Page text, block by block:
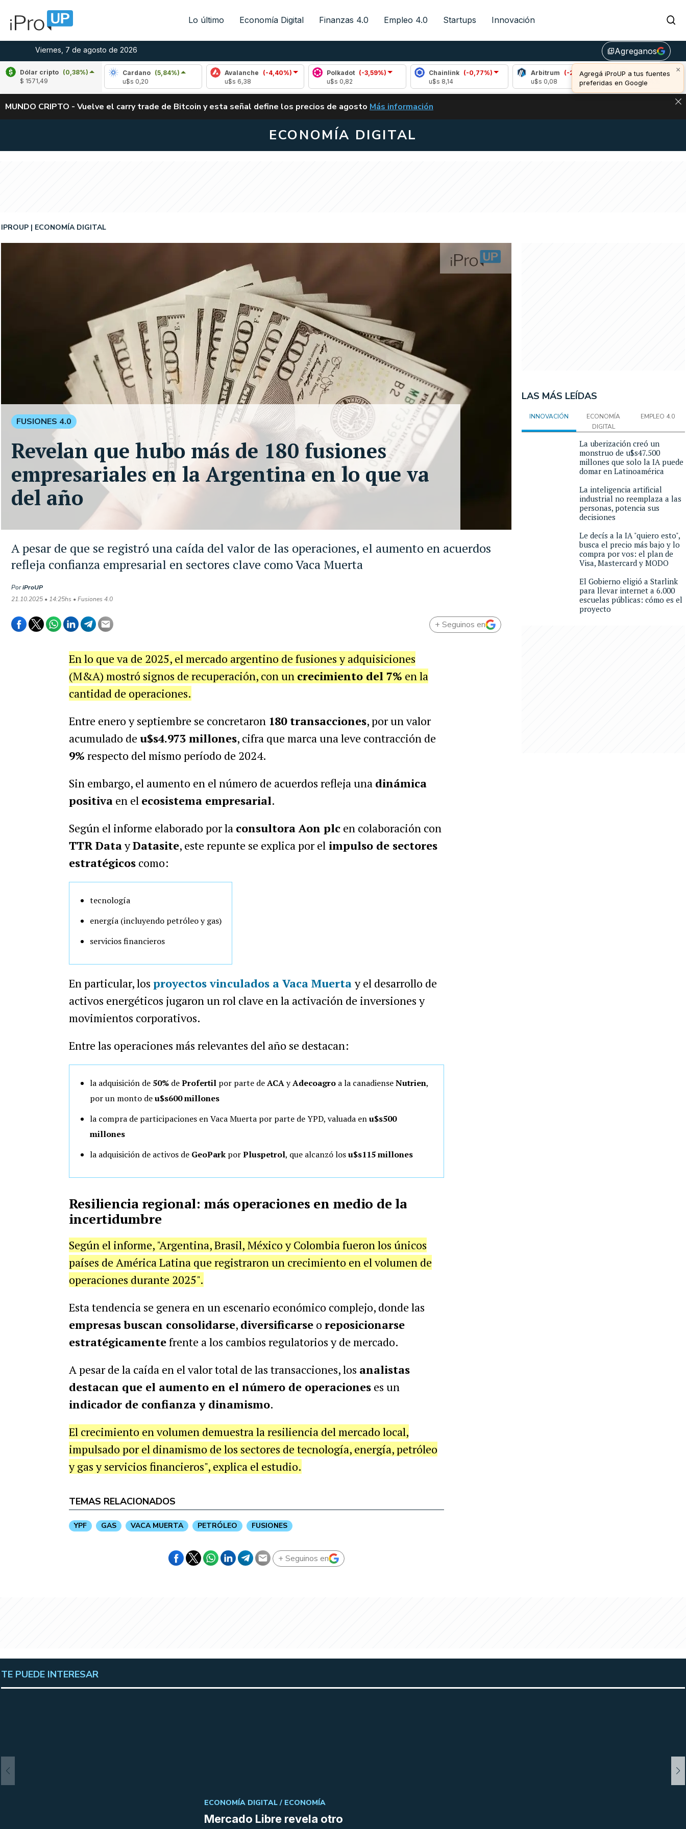
Lo último Economía Digital Finanzas 4.0 Empleo 4.0 Startups Innovación
Viernes, 7 de agosto de 2026 library_addAgreganos
×
Agregá iProUP a tus fuentes
preferidas en Google
Dólar cripto (0,38%)
$ 1571,49
(-3,18%)
Cardano (5,84%)
Avalanche (-4,40%)
Polkadot (-3,59%)
Chainlink
(-0,77%)
Arbitrum (-2,59%)
Bitcoin (-1,09%)
u$s 64.156,00
ALERTA
MUNDO CRIPTO - Vuelve el carry trade de Bitcoin y esta señal define los precios de agosto VUELVE EL CARRY TRADE DE BITCOIN Y ESTA SEÑAL DEFINE LOS PRECIOS DE
Más información
ECONOMÍA DIGITAL
A pesar de que se registró una caída del valor de las operaciones, el aumento en acuerdos
refleja confianza empresarial en sectores clave como Vaca Muerta
IPROUP ECONOMÍA DIGITAL
PoriProUP
21.10.2025 • 14:25hs • Fusiones 4.0
FUSIONES 4.0
Revelan que hubo más de 180 fusiones
empresariales en la Argentina en lo que va
del año
+ Seguinos en
En lo que va de 2025, el mercado argentino de fusiones y adquisiciones
(M&A) mostró signos de recuperación, con un crecimiento del 7% en la
cantidad de operaciones.
Entre enero y septiembre se concretaron 180 transacciones, por un valor
acumulado de u$s4.973 millones, cifra que marca una leve contracción de
9% respecto del mismo período de 2024.
Sin embargo, el aumento en el número de acuerdos refleja una dinámica
positivaen el ecosistema empresarial.
Según el informe elaborado por la consultora Aon plcen colaboración con
TTR DatayDatasite, este repunte se explica por elimpulso de sectores
estratégicoscomo:
tecnología
energía (incluyendo petróleo y gas)
servicios financieros
En particular, los proyectos vinculados a Vaca Muertay el desarrollo de
activos energéticos jugaron un rol clave en la activación de inversiones y
movimientos corporativos.
Entre las operaciones más relevantes del año se destacan:
la adquisición de 50%deProfertilpor parte deACAyAdecoagroa la canadienseNutrien,
por un monto deu$s600 millones
la compra de participaciones en Vaca Muerta por parte de YPD, valuada enu$s500
millones
la adquisición de activos de GeoParkporPluspetrol, que alcanzó losu$s115 millones
Resiliencia regional: más operaciones en medio de la
incertidumbre
Según el informe, "Argentina, Brasil, México y Colombia fueron los únicos
países de América Latina que registraron un crecimiento en el volumen de
operaciones durante 2025".
Esta tendencia se genera en un escenario económico complejo, donde las
empresas buscan consolidarse, diversificarseo reposicionarse
estratégicamentefrente a los cambios regulatorios y de mercado.
A pesar de la caída en el valor total de las transacciones, los analistas
destacan que el aumento en el número de operacioneses un
indicador de confianza y dinamismo.
El crecimiento en volumen demuestra la resiliencia del mercado local,
impulsado por el dinamismo de los sectores de tecnología, energía, petróleo
y gas y servicios financieros", explica el estudio.
TEMAS RELACIONADOS
YPF GAS VACA MUERTA PETRÓLEO FUSIONES
+ Seguinos en
LAS MÁS LEÍDAS
INNOVACIÓN
ECONOMÍA
DIGITAL
EMPLEO 4.0
La uberización creó un
monstruo de u$s47.500
millones que solo la IA puede
domar en Latinoamérica
La inteligencia artificial
industrial no reemplaza a las
personas, potencia sus
decisiones
Le decís a la IA "quiero esto",
busca el precio más bajo y lo
compra por vos: el plan de
Visa, Mastercard y MODO
El Gobierno eligió a Starlink
para llevar internet a 6.000
escuelas públicas: cómo es el
proyecto
TE PUEDE INTERESAR
Mercado Libre revela otro
ECONOMÍA DIGITAL / ECONOMÍA